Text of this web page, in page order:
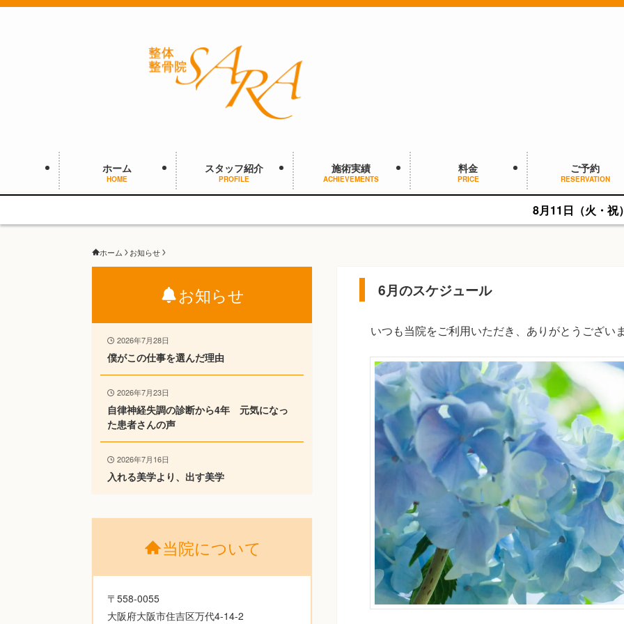
ホーム
HOME
スタッフ紹介
PROFILE
施術実績
ACHIEVEMENTS
料金
PRICE
ご予約
RESERVATION
8月11日（火・祝）は9:00~13:00
ホーム お知らせ
6月のスケジュール
いつも当院をご利用いただき、ありがとうござい
お知らせ
2026年7月28日
僕がこの仕事を選んだ理由
2026年7月23日
自律神経失調の診断から4年 元気になっ
た患者さんの声
2026年7月16日
入れる美学より、出す美学
当院について
〒558-0055
大阪府大阪市住吉区万代4-14-2